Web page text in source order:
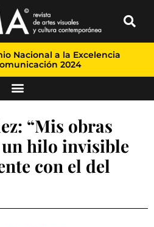
Nacional a la Excelencia
2024
“Mis obras
hilo invisible
con el del